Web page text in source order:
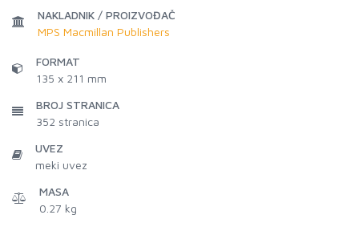
NAKLADNIK / PROIZVOĐAČ
MPS Macmillan Publishers
FORMAT
135 x 211 mm
BROJ STRANICA
352 stranica
UVEZ
meki uvez
MASA
0.27 kg